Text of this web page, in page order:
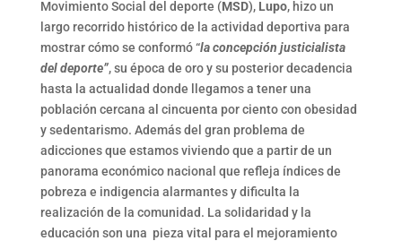
Movimiento Social del deporte (MSD),Lupo, hizo un
largo recorrido histórico de la actividad deportiva para
mostrar cómo se conformó “la concepción justicialista
del deporte”, su época de oro y su posterior decadencia
hasta la actualidad donde llegamos a tener una
población cercana al cincuenta por ciento con obesidad
y sedentarismo. Además del gran problema de
adicciones que estamos viviendo que a partir de un
panorama económico nacional que refleja índices de
pobreza e indigencia alarmantes y dificulta la
realización de la comunidad. La solidaridad y la
educación son una pieza vital para el mejoramiento